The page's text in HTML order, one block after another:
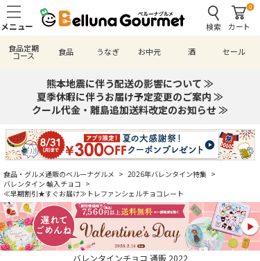
検索
0
カート
食品定期
コース 食品 うなぎ お中元 酒 セール
熊本地震に伴う配送の影響について ≫
夏季休暇に伴うお届け予定変更のご案内 ≫
クール代金・離島追加送料改定のお知らせ ≫
食品・グルメ通販のベルーナグルメ > 2026年バレンタイン特集 >
バレンタイン 輸入チョコ >
≪早期割引★すぐお届け≫トレファンシェルチョコレート
バレンタインチョコ 通販 2022